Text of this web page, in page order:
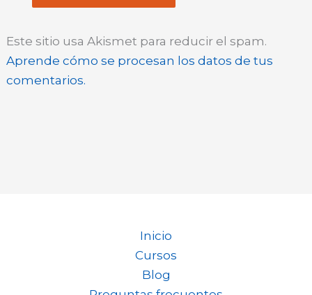
Este sitio usa Akismet para reducir el spam.
Aprende cómo se procesan los datos de tus
comentarios.
Inicio
Cursos
Blog